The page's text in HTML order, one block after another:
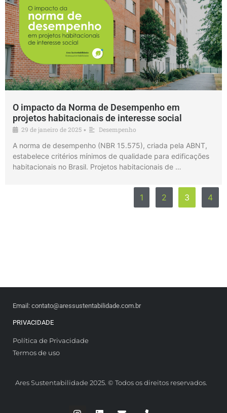
O impacto da Norma de Desempenho em
projetos habitacionais de interesse social
29 de janeiro de 2025 • Desempenho
A norma de desempenho (NBR 15.575), criada pela ABNT,
estabelece critérios mínimos de qualidade para edificações
habitacionais no Brasil. Projetos habitacionais de …
1 2 3 4
Email: contato@aressustentabilidade.com.br
PRIVACIDADE
Política de Privacidade
Termos de uso
Ares Sustentabilidade 2025. © Todos os direitos reservados.